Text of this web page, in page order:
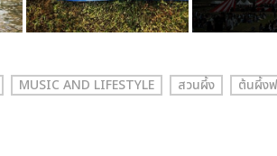
MUSIC AND LIFESTYLE สวนผึ้ง
ต้นผึ้ง